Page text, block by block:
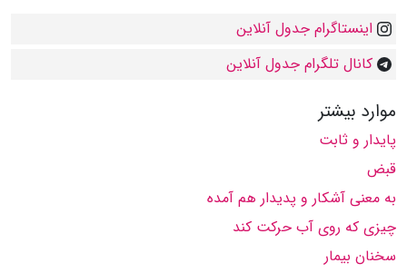
اینستاگرام جدول آنلاین
کانال تلگرام جدول آنلاین
موارد بیشتر
پایدار و ثابت
قبض
به معنی آشكار و پدیدار هم آمده
چیزی كه روی آب حركت كند
سخنان بیمار